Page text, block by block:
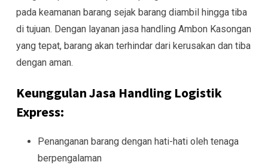
pada keamanan barang sejak barang diambil hingga tiba
di tujuan. Dengan layanan jasa handling Ambon Kasongan
yang tepat, barang akan terhindar dari kerusakan dan tiba
dengan aman.
Keunggulan Jasa Handling Logistik
Express:
Penanganan barang dengan hati-hati oleh tenaga
berpengalaman